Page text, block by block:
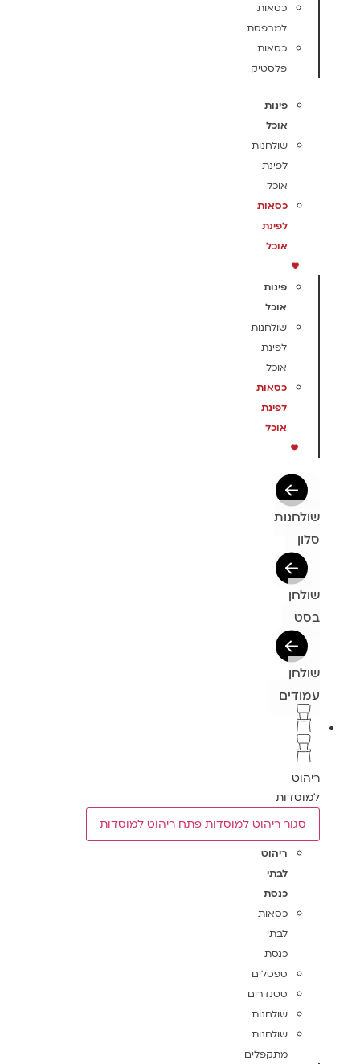
כסאות
למרפסת
כסאות
פלסטיק
פינות
אוכל
שולחנות
לפינת
אוכל
כסאות
לפינת
אוכל
פינות
אוכל
שולחנות
לפינת
אוכל
כסאות
לפינת
אוכל
שולחנות
סלון
שולחן
בסט
שולחן
עמודים
ריהוט
למוסדות
סגור ריהוט למוסדות פתח ריהוט למוסדות
ריהוט
לבתי
כנסת
כסאות
לבתי
כנסת
ספסלים
סטנדרים
שולחנות
שולחנות
מתקפלים